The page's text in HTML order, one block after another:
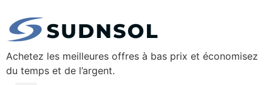
Achetez les meilleures offres à bas prix et économisez
du temps et de l’argent.